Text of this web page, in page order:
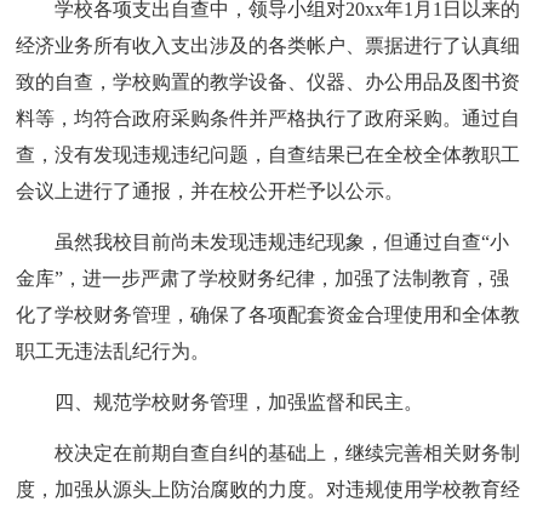
学校各项支出自查中，领导小组对20xx年1月1日以来的
经济业务所有收入支出涉及的各类帐户、票据进行了认真细
致的自查，学校购置的教学设备、仪器、办公用品及图书资
料等，均符合政府采购条件并严格执行了政府采购。通过自
查，没有发现违规违纪问题，自查结果已在全校全体教职工
会议上进行了通报，并在校公开栏予以公示。
虽然我校目前尚未发现违规违纪现象，但通过自查“小
金库”，进一步严肃了学校财务纪律，加强了法制教育，强
化了学校财务管理，确保了各项配套资金合理使用和全体教
职工无违法乱纪行为。
四、规范学校财务管理，加强监督和民主。
校决定在前期自查自纠的基础上，继续完善相关财务制
度，加强从源头上防治腐败的力度。对违规使用学校教育经